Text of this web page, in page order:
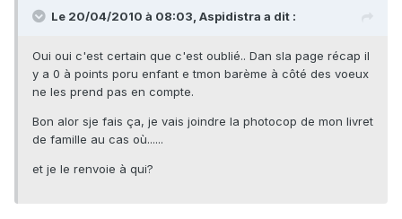
Le 20/04/2010 à 08:03, Aspidistra a dit :
Oui oui c'est certain que c'est oublié.. Dan sla page récap il
y a 0 à points poru enfant e tmon barème à côté des voeux
ne les prend pas en compte.
Bon alor sje fais ça, je vais joindre la photocop de mon livret
de famille au cas où......
et je le renvoie à qui?